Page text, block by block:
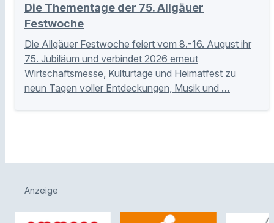
Die Thementage der 75. Allgäuer
Festwoche
Die Allgäuer Festwoche feiert vom 8.-16. August ihr
75. Jubiläum und verbindet 2026 erneut
Wirtschaftsmesse, Kulturtage und Heimatfest zu
neun Tagen voller Entdeckungen, Musik und …
Anzeige